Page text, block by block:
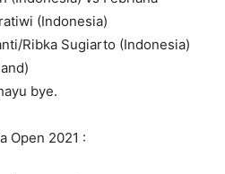
(Indonesia)
Ribka Sugiarto (Indonesia)
bye.
Open 2021 :